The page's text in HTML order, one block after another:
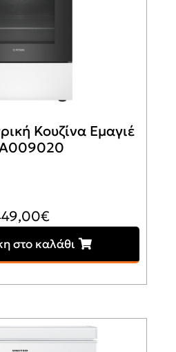
Κουζίνα Εμαγιέ
€
στο καλάθι